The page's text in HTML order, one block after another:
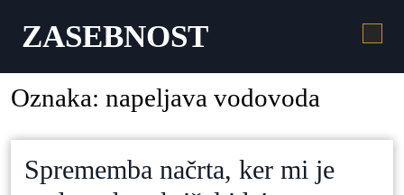
ZASEBNOST
Oznaka: napeljava vodovoda
Sprememba načrta, ker mi je